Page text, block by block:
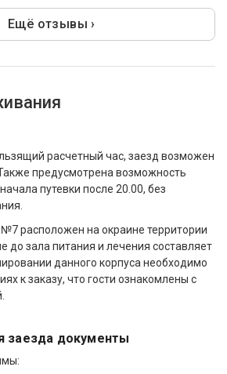
Ещё отзывы ›
расчетный час, заезд возможен
предусмотрена возможность
путевки после 20.00, без
расположен на окраине территории
до зала питания и лечения составляет
данного корпуса необходимо
к заказу, что гости ознакомлены с
заезда документы